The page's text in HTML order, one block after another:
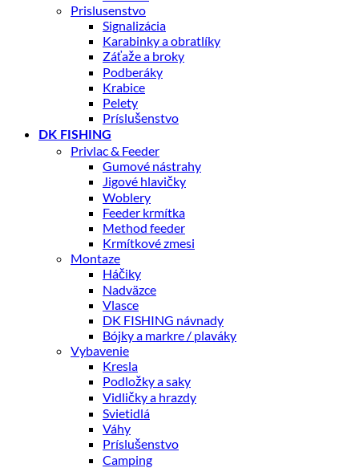
Prislusenstvo
Signalizácia
Karabinky a obratlíky
Záťaže a broky
Podberáky
Krabice
Pelety
Príslušenstvo
DK FISHING
Privlac & Feeder
Gumové nástrahy
Jigové hlavičky
Woblery
Feeder krmítka
Method feeder
Krmítkové zmesi
Montaze
Háčiky
Nadväzce
Vlasce
DK FISHING návnady
Bójky a markre / plaváky
Vybavenie
Kresla
Podložky a saky
Vidličky a hrazdy
Svietidlá
Váhy
Príslušenstvo
Camping